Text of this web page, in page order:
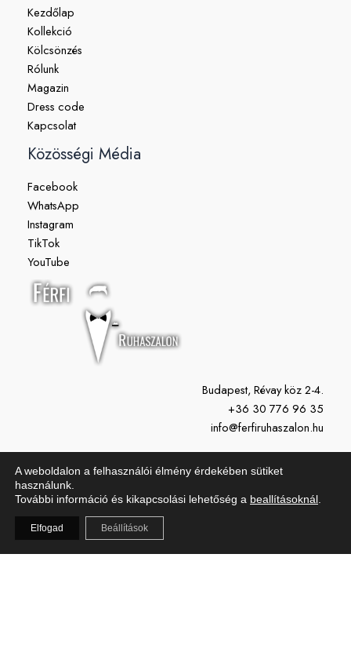
Kezdőlap
Kollekció
Kölcsönzés
Rólunk
Magazin
Dress code
Kapcsolat
Közösségi Média
Facebook
WhatsApp
Instagram
TikTok
YouTube
Budapest, Révay köz 2-4.
+36 30 776 96 35
info@ferfiruhaszalon.hu
H-P: 11:00-19:00
Vasárnap: Zárva
A weboldalon a felhasználói élmény érdekében sütiket
használunk.
További információ és kikapcsolási lehetőség a beallításoknál
Elfogad Beállítások